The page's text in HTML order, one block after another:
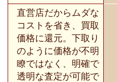
直営店だからムダな
コストを省き、買取
価格に還元。下取り
のように価格が不明
瞭ではなく、明確で
透明な査定が可能で